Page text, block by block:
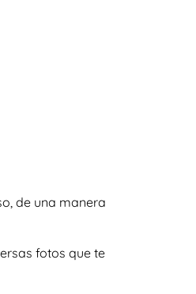
de una manera
fotos que te